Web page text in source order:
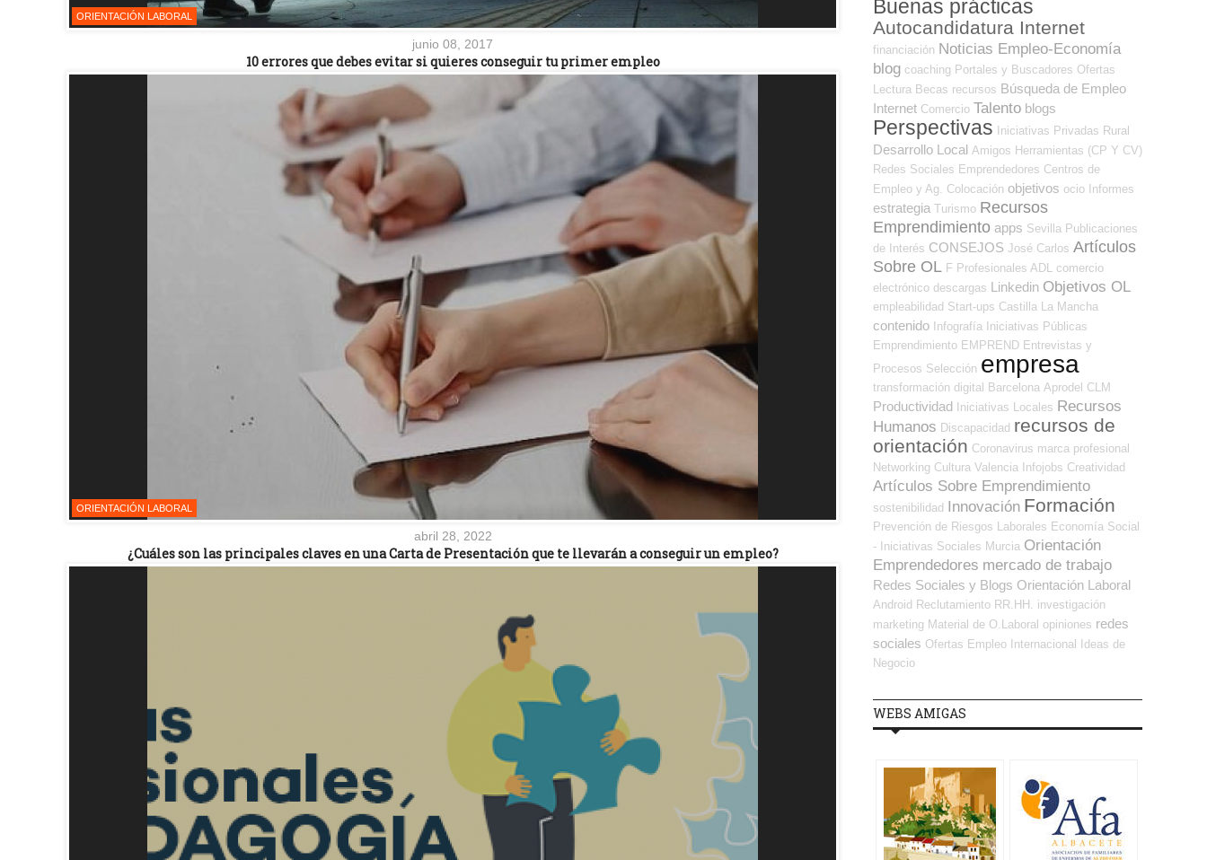
ORIENTACIÓN LABORAL
junio 08, 2017
10 errores que debes evitar si quieres conseguir tu primer empleo
ORIENTACIÓN LABORAL
abril 28, 2022
¿Cuáles son las principales claves en una Carta de Presentación que te llevarán a conseguir un empleo?
Buenas prácticas
Autocandidatura Internet
financiación Noticias Empleo-Economía
blog coaching Portales y Buscadores Ofertas
Lectura Becas recursos Búsqueda de Empleo
Internet Comercio Talento blogs
Perspectivas Iniciativas Privadas Rural
Desarrollo Local Amigos Herramientas (CP Y CV)
Redes Sociales Emprendedores Centros de
Empleo y Ag. Colocación objetivos ocio Informes
estrategia Turismo Recursos
Emprendimiento apps Sevilla Publicaciones
de Interés CONSEJOS José Carlos Artículos
Sobre OL F Profesionales ADL
comercio
electrónico descargas Linkedin Objetivos OL
empleabilidad Start-ups Castilla La Mancha
contenido Infografía
Iniciativas Públicas
Emprendimiento EMPREND Entrevistas y
Procesos Selección empresa
transformación digital Barcelona Aprodel CLM
Productividad Iniciativas Locales Recursos
Humanos Discapacidad recursos de
orientación Coronavirus marca profesional
Networking Cultura Valencia Infojobs Creatividad
Artículos Sobre Emprendimiento
sostenibilidad Innovación Formación
Prevención de Riesgos Laborales Economía Social
- Iniciativas Sociales Murcia Orientación
Emprendedores mercado de trabajo
Redes Sociales y Blogs Orientación Laboral
Android Reclutamiento RR.HH.
investigación
marketing Material de O.Laboral opiniones redes
sociales Ofertas Empleo Internacional
Ideas de
Negocio
WEBS AMIGAS